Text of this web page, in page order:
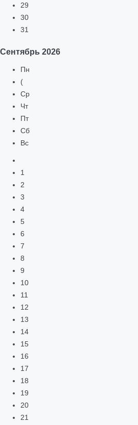
29
30
31
Сентябрь 2026
Пн
(
Ср
Чт
Пт
Сб
Вс
1
2
3
4
5
6
7
8
9
10
11
12
13
14
15
16
17
18
19
20
21